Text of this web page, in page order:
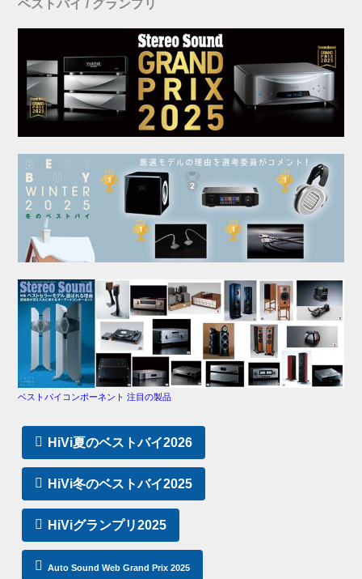
ベストバイ / グランプリ
ベストバイコンポーネント 注目の製品
HiVi夏のベストバイ2026
HiVi冬のベストバイ2025
HiViグランプリ2025
Auto Sound Web Grand Prix 2025